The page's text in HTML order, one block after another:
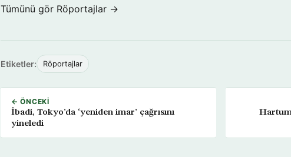
Tümünü gör Röportajlar →
Etiketler: Röportajlar
← ÖNCEKI
İbadi, Tokyo’da ‘yeniden imar’ çağrısını
yineledi